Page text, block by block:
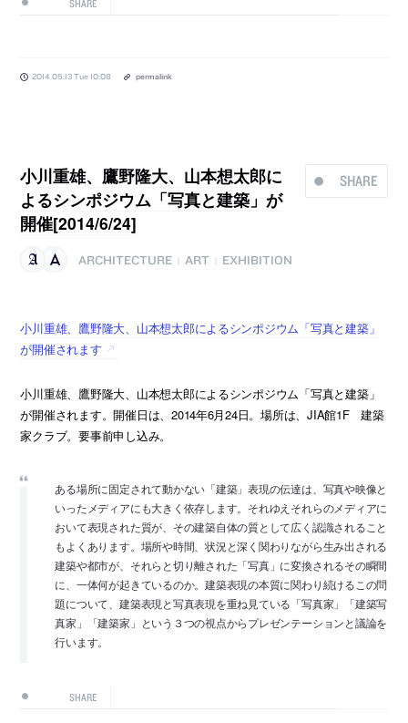
SHARE
2014.05.13 Tue 10:08 permalink
SHARE
小川重雄、鷹野隆大、山本想太郎に
よるシンポジウム「写真と建築」が
開催[2014/6/24]
ARCHITECTURE ART EXHIBITION
小川重雄、鷹野隆大、山本想太郎によるシンポジウム「写真と建築」
が開催されます
小川重雄、鷹野隆大、山本想太郎によるシンポジウム「写真と建築」
が開催されます。開催日は、2014年6月24日。場所は、JIA館1F 建築
家クラブ。要事前申し込み。
ある場所に固定されて動かない「建築」表現の伝達は、写真や映像と
いったメディアにも大きく依存します。それゆえそれらのメディアに
おいて表現された質が、その建築自体の質として広く認識されること
もよくあります。場所や時間、状況と深く関わりながら生み出される
建築や都市が、それらと切り離された「写真」に変換されるその瞬間
に、一体何が起きているのか。建築表現の本質に関わり続けるこの問
題について、建築表現と写真表現を重ね見ている「写真家」「建築写
真家」「建築家」という３つの視点からプレゼンテーションと議論を
行います。
SHARE